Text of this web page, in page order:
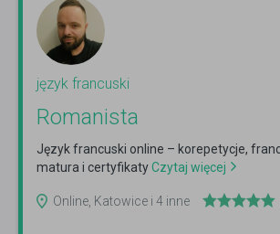
język francuski
Romanista
Język francuski online – korepetycje,
matura i certyfikatyCzytaj więcej
Online, Katowice i 4 inne